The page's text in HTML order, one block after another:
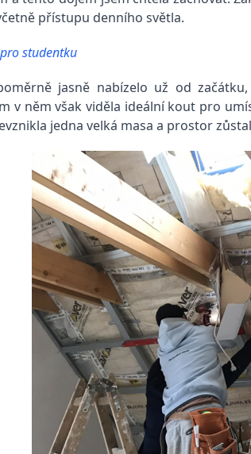
přístupu denního světla.
studentku
jasně nabízelo už od
v něm však viděla ideální kout pro
jedna velká masa a prostor